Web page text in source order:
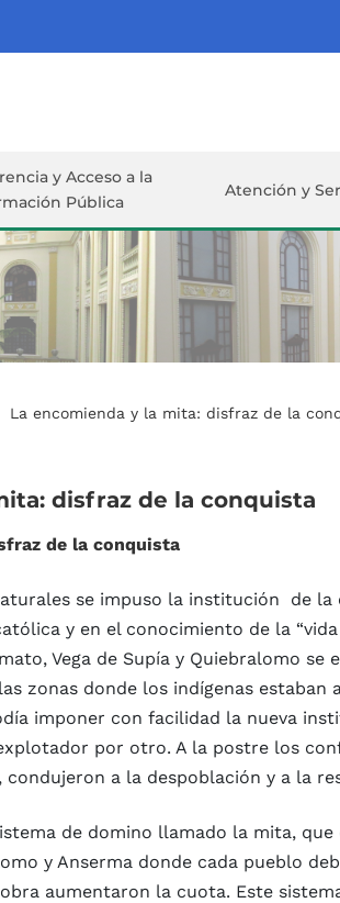
y Acceso a la
Pública
Atención y
La encomienda y la mita: disfraz de la
disfraz de la conquista
de la conquista
se impuso la institución de
y en el conocimiento de la
Vega de Supía y Quiebralomo
zonas donde los indígenas
imponer con facilidad la nueva
por otro. A la postre los
a la despoblación y a la
de domino llamado la mita,
y Anserma donde cada pueblo
aumentaron la cuota. Este